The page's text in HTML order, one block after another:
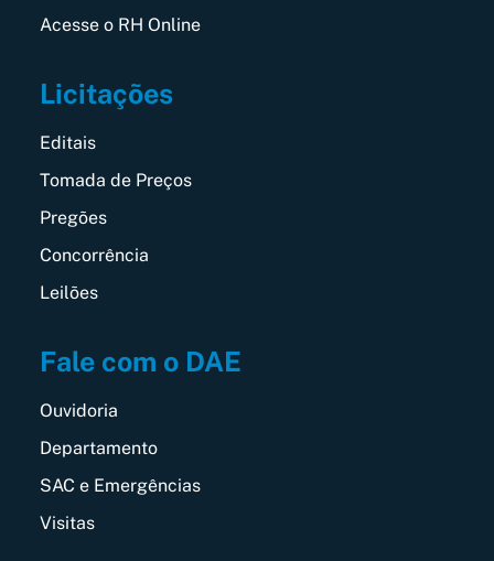
Acesse o RH Online
Licitações
Editais
Tomada de Preços
Pregões
Concorrência
Leilões
Fale com o DAE
Ouvidoria
Departamento
SAC e Emergências
Visitas